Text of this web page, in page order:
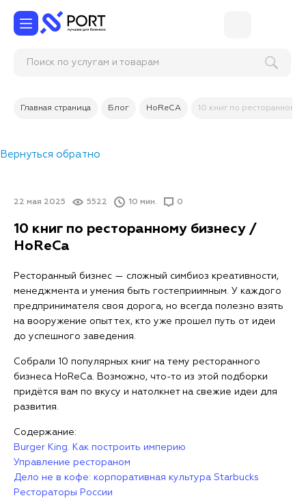
Поиск по услугам и товарам
Главная страница Блог HoReCA 10 книг по ресторанному
Вернуться обратно
22 мая 2025 5522 10 мин. 0
10 книг по ресторанному бизнесу /
HoReCa
Ресторанный бизнес — сложный симбиоз креативности,
менеджмента и умения быть гостеприимным. У каждого
предпринимателя своя дорога, но всегда полезно взять
на вооружение опыт тех, кто уже прошел путь от идеи
до успешного заведения.
Собрали 10 популярных книг на тему ресторанного
бизнеса HoReCa. Возможно, что-то из этой подборки
придётся вам по вкусу и натолкнет на свежие идеи для
развития.
Содержание:
Burger King. Как построить империю
Управление рестораном
Дело не в кофе: корпоративная культура Starbucks
Рестораторы России